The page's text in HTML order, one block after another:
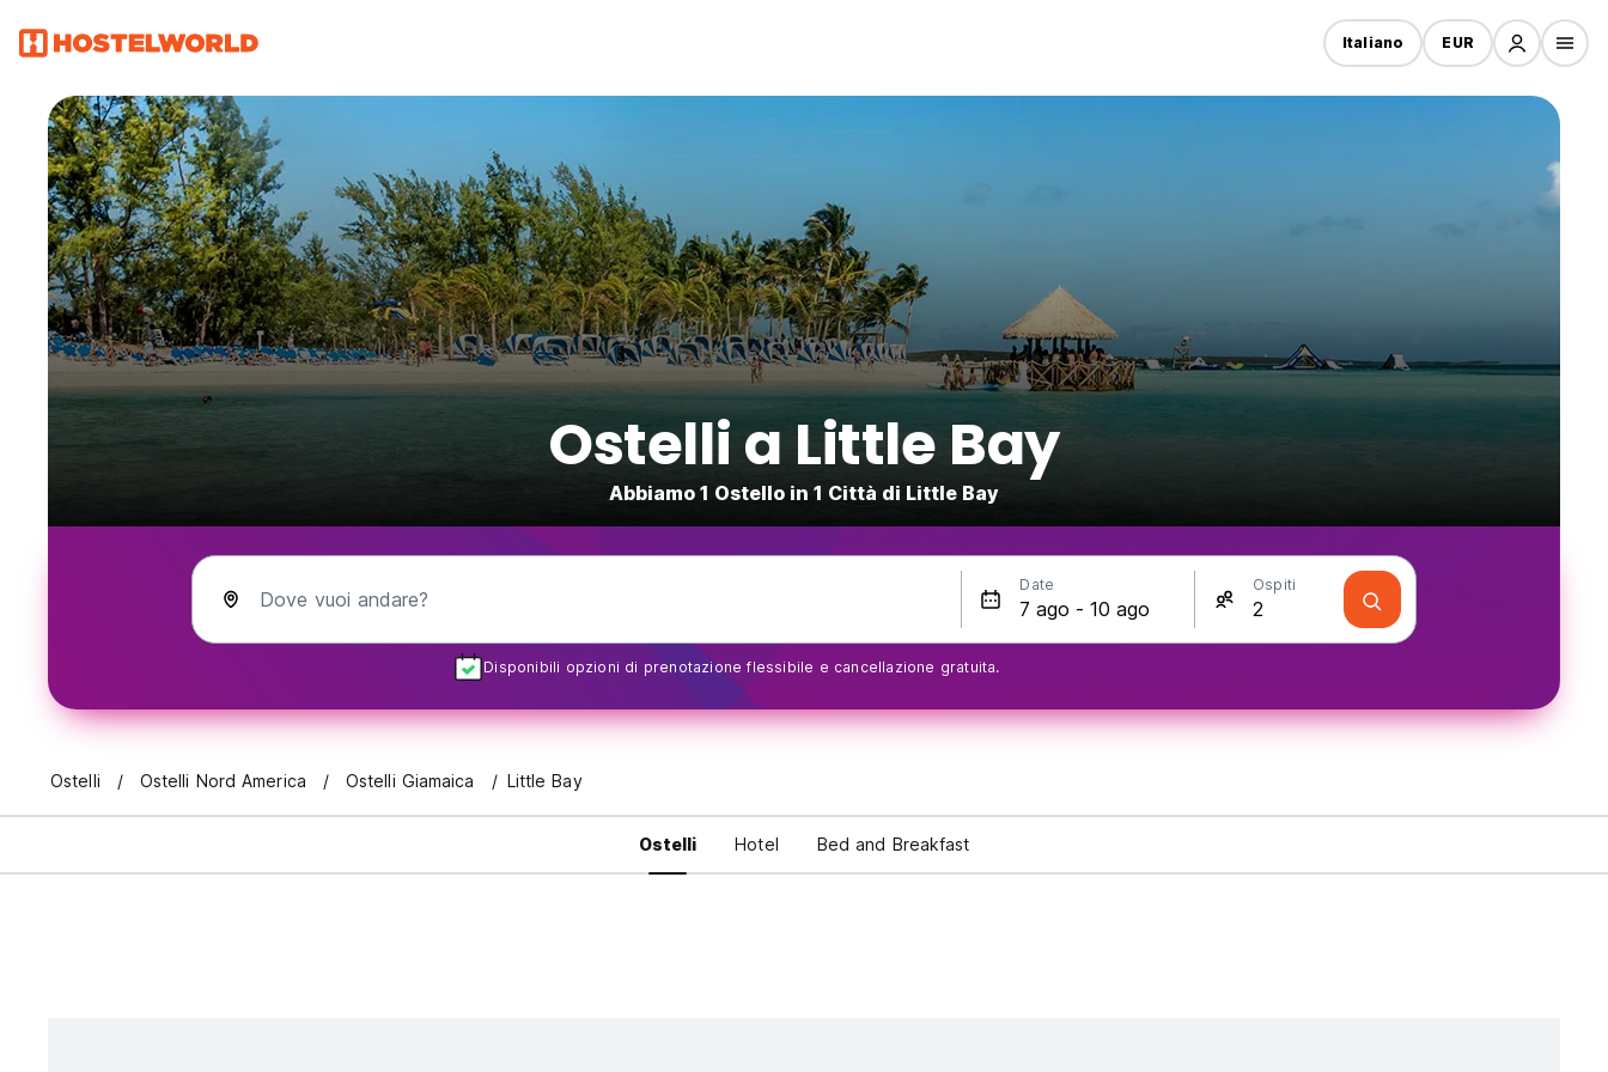
Italiano EUR
Ostelli a Little Bay
Abbiamo 1 Ostello in 1 Città di Little Bay
Dove vuoi andare?
Date Ospiti
Disponibili opzioni di prenotazione flessibile e cancellazione gratuita.
Ostelli Ostelli Nord America Ostelli Giamaica Little Bay
Ostelli Hotel Bed and Breakfast